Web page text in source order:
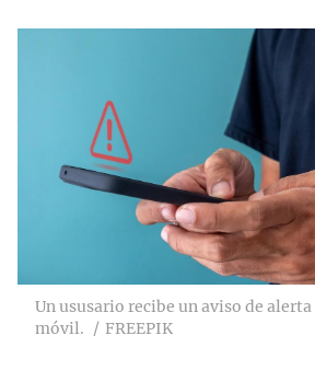
Un ususario recibe un aviso de
móvil.
FREEPIK